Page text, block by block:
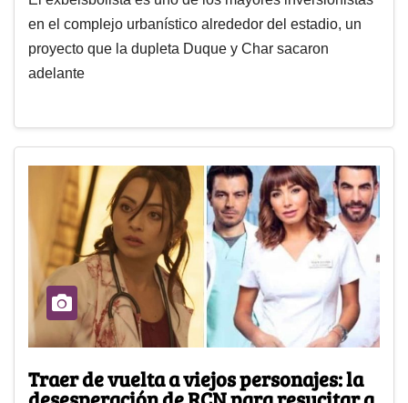
en el complejo urbanístico alrededor del estadio, un
proyecto que la dupleta Duque y Char sacaron
adelante
Traer de vuelta a viejos personajes: la